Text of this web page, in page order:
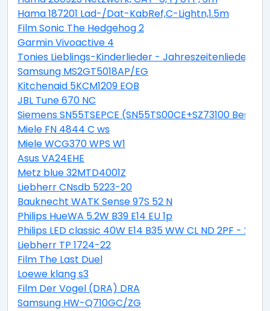
Hama 187201 Lad-/Dat-KabRef,C-Lightn,1.5m
Film Sonic The Hedgehog 2
Garmin Vivoactive 4
Tonies Lieblings-Kinderlieder - Jahreszeitenlieder
Samsung MS2GT5018AP/EG
Kitchenaid 5KCM1209 EOB
JBL Tune 670 NC
Siemens SN55TSEPCE (SN55TS00CE+SZ73100
Miele FN 4844 C ws
Miele WCG370 WPS W1
Asus VA24EHE
Metz blue 32MTD4001Z
Liebherr CNsdb 5223-20
Bauknecht WATK Sense 97S 52 N
Philips HueWA 5.2W B39 E14 EU 1p
Philips LED classic 40W E14 B35 WW CL ND 2PF - 2er
Liebherr TP 1724-22
Film The Last Duel
Loewe klang s3
Film Der Vogel (DRA) DRA
Samsung HW-Q710GC/ZG